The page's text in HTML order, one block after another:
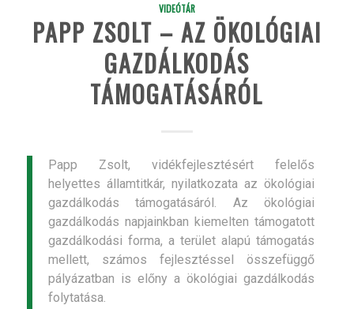
VIDEÓTÁR
PAPP ZSOLT – AZ ÖKOLÓGIAI
GAZDÁLKODÁS
TÁMOGATÁSÁRÓL
Papp Zsolt, vidékfejlesztésért felelős
helyettes államtitkár, nyilatkozata az ökológiai
gazdálkodás támogatásáról. Az ökológiai
gazdálkodás napjainkban kiemelten támogatott
gazdálkodási forma, a terület alapú támogatás
mellett, számos fejlesztéssel összefüggő
pályázatban is előny a ökológiai gazdálkodás
folytatása.